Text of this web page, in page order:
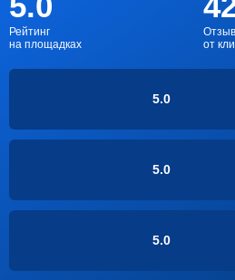
Рейтинг
на площадках
от
5.0
5.0
5.0